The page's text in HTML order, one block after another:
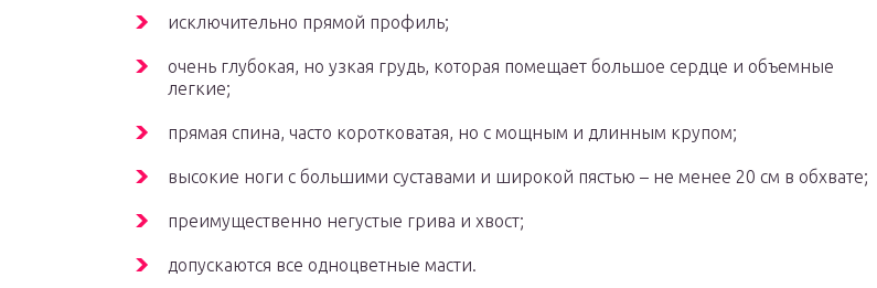
исключительно прямой профиль;
очень глубокая, но узкая грудь, которая помещает большое сердце и объемные
легкие;
прямая спина, часто коротковатая, но с мощным и длинным крупом;
высокие ноги с большими суставами и широкой пястью – не менее 20 см в обхвате;
преимущественно негустые грива и хвост;
допускаются все одноцветные масти.